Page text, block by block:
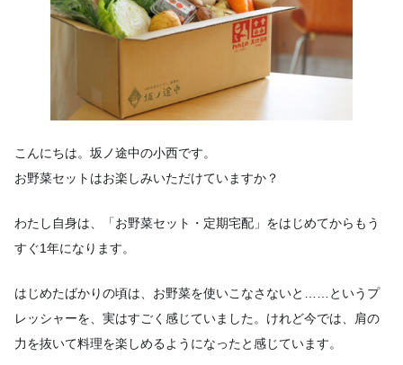
こんにちは。坂ノ途中の小西です。
お野菜セットはお楽しみいただけていますか？
わたし自身は、「お野菜セット・定期宅配」をはじめてからもう
すぐ1年になります。
はじめたばかりの頃は、お野菜を使いこなさないと……というプ
レッシャーを、実はすごく感じていました。けれど今では、肩の
力を抜いて料理を楽しめるようになったと感じています。